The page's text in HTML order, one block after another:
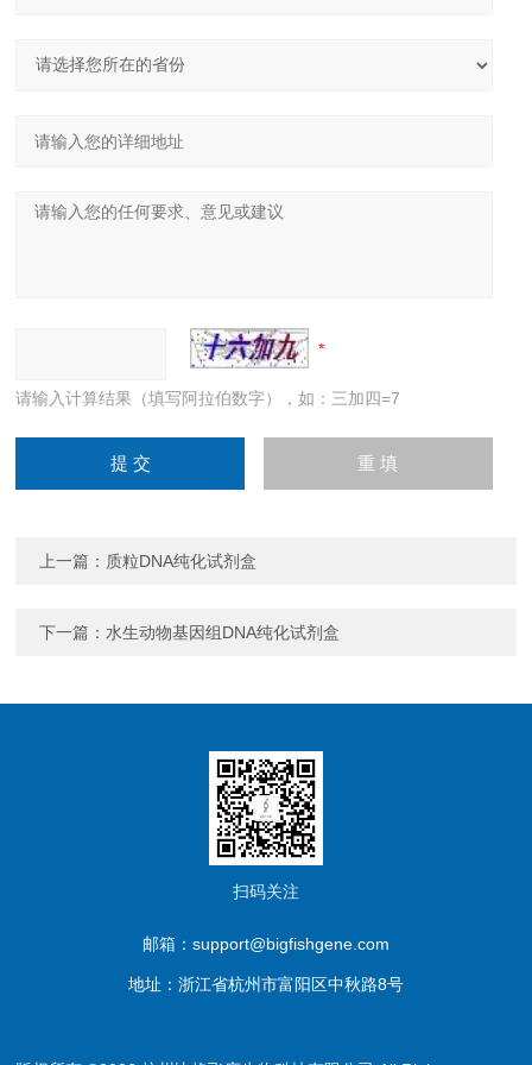
请输入计算结果（填写阿拉伯数字），如：三加四=7
上一篇： 质粒DNA纯化试剂盒
下一篇： 水生动物基因组DNA纯化试剂盒
扫码关注
邮箱：support@bigfishgene.com
地址：浙江省杭州市富阳区中秋路8号